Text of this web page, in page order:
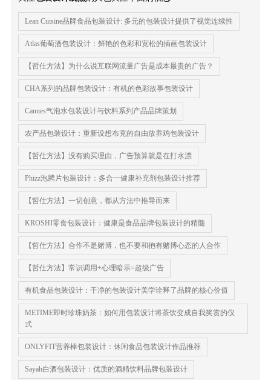
Lean Cuisine品牌食品包装设计: 多元的包装设计提供了视觉连续性
Atlas葡萄酒包装设计：鲜艳的色彩和宽松的插画包装设计
【哲仕方法】为什么说互联网流量广告是成本最贵的广告？
CHA系列的品牌包装设计：有机的色彩故事包装设计
Cannes气泡水包装设计与饮料系列产品品牌策划
农产品包装设计：重新设想布克的自由放养鸡包装设计
【哲仕方法】没有购买理由，广告预算就是在打水漂
Phizz泡腾片包装设计：多合一健康补充剂包装设计推荐
【哲仕方法】一切创意，都从方法中推导而来
KROSHI零食包装设计：健康是食品品牌包装设计的精髓
【哲仕方法】合作不是赌博，也不要和抱有赌博心态的人合作
【哲仕方法】常识调用+心理暗示=超级广告
有机食品包装设计：干净的包装设计美学诠释了品牌的核心价值
METIME即时珍珠奶茶：如何用包装设计将茶饮变成自我奖赏的仪
式
ONLYFIT营养棒包装设计：休闲食品包装设计作品推荐
Sayah白酒包装设计：优质的酒精饮料品牌包装设计